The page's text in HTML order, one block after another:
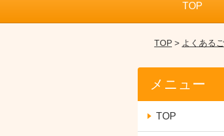
TOP
TOP> よくある
メニュー
TOP